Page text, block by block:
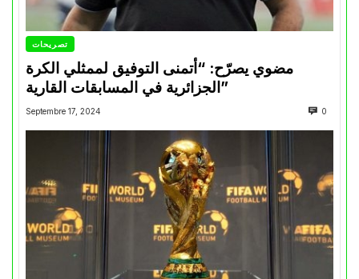
تصريحات
مضوي يصرّح: “أتمنى التوفيق لممثلي الكرة
الجزائرية في المسابقات القارية”
Septembre 17, 2024 0